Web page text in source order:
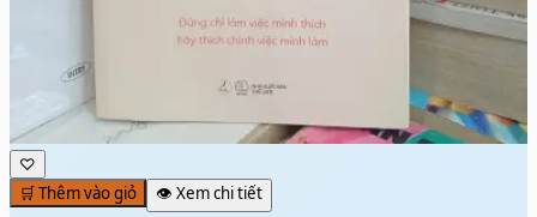
♡
🛒 Thêm vào giỏ
👁️ Xem chi tiết